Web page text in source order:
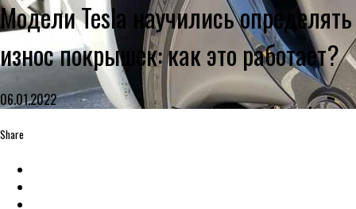
Модели Tesla научились определять
износ покрышек: как это работает?
06.01.2022
Share